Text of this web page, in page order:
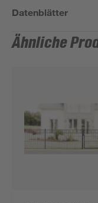
Datenblätter
Ähnliche